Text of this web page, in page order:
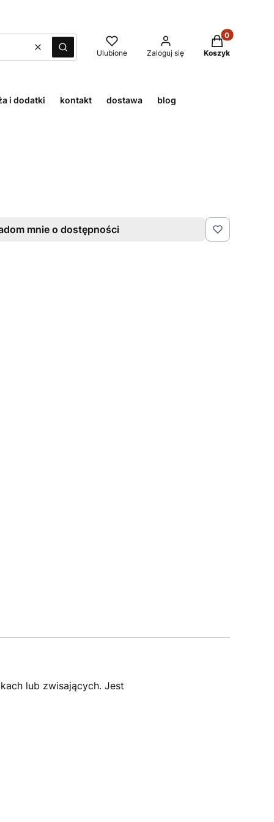
WyczyśćSzukaj Ulubione Zaloguj się
Produkty w
Koszyk
i dodatki kontakt dostawa blog
mnie o dostępności
lub zwisających. Jest